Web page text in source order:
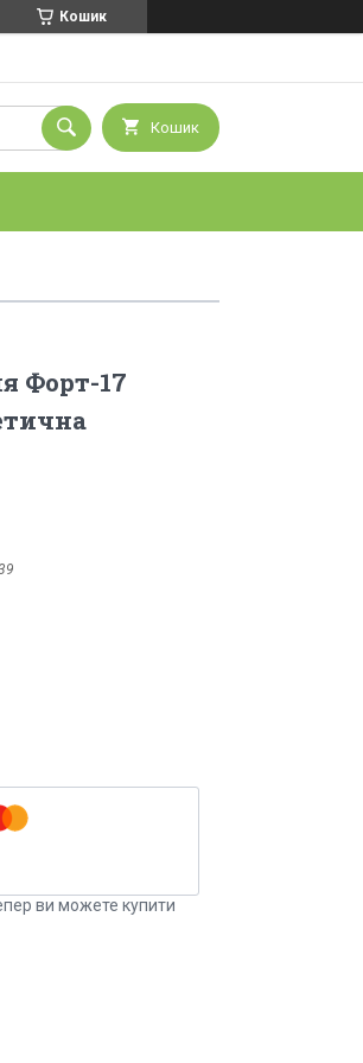
Кошик
Кошик
Форт-17
ви можете купити